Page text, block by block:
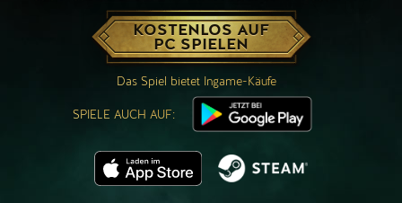
KOSTENLOS AUF
PC SPIELEN
Das Spiel bietet Ingame-Käufe
SPIELE AUCH AUF: